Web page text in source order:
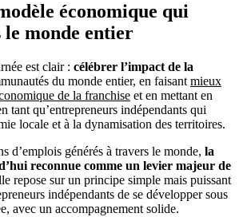
économique qui
le monde entier
est clair : célébrer l’impact de la
du monde entier, en faisant mieux
de la franchise et en mettant en
tant qu’entrepreneurs indépendants qui
locale et à la dynamisation des territoires.
d’emplois générés à travers le monde, la
reconnue comme un levier majeur de
repose sur un principe simple mais puissant
indépendants de se développer sous
avec un accompagnement solide.